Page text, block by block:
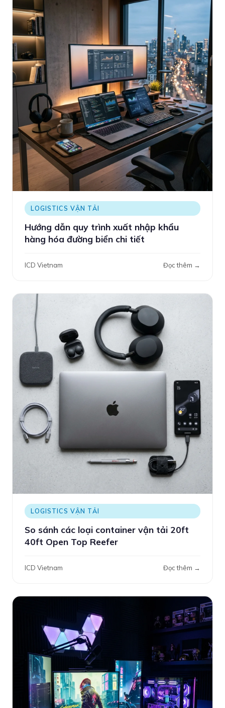
LOGISTICS VẬN TẢI
Hướng dẫn quy trình xuất nhập khẩu
hàng hóa đường biển chi tiết
ICD Vietnam Đọc thêm →
LOGISTICS VẬN TẢI
So sánh các loại container vận tải 20ft
40ft Open Top Reefer
ICD Vietnam Đọc thêm →